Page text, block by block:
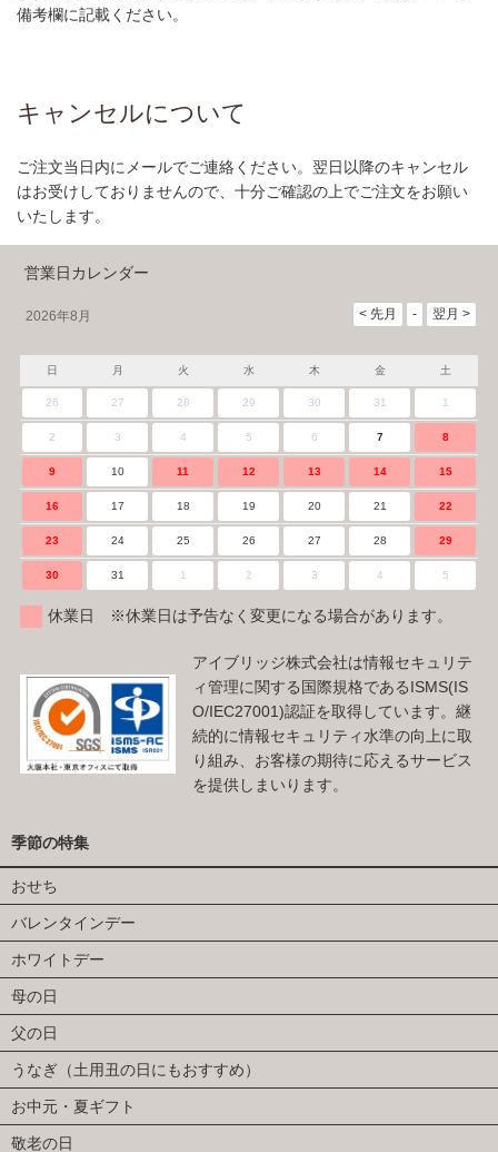
備考欄に記載ください。
キャンセルについて
ご注文当日内にメールでご連絡ください。翌日以降のキャンセル
はお受けしておりませんので、十分ご確認の上でご注文をお願い
いたします。
営業日カレンダー
2026年8月
日 月 火 水 木 金 土
26 27 28 29 30 31 1
2 3 4 5 6 7 8
9 10 11 12 13 14 15
16 17 18 19 20 21 22
23 24 25 26 27 28 29
30 31 1 2 3 4 5
休業日 ※休業日は予告なく変更になる場合があります。
アイブリッジ株式会社は情報セキュリテ
ィ管理に関する国際規格であるISMS(IS
O/IEC27001)認証を取得しています。継
続的に情報セキュリティ水準の向上に取
り組み、お客様の期待に応えるサービス
を提供しまいります。
季節の特集
おせち
バレンタインデー
ホワイトデー
母の日
父の日
うなぎ（土用丑の日にもおすすめ）
お中元・夏ギフト
敬老の日